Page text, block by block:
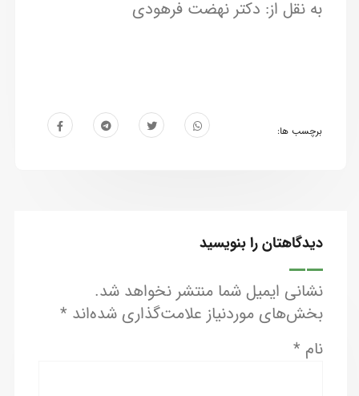
به نقل از: دکتر نهضت فرهودی
برچسب ها:
دیدگاهتان را بنویسید
نشانی ایمیل شما منتشر نخواهد شد.
بخش‌های موردنیاز علامت‌گذاری شده‌اند *
نام *